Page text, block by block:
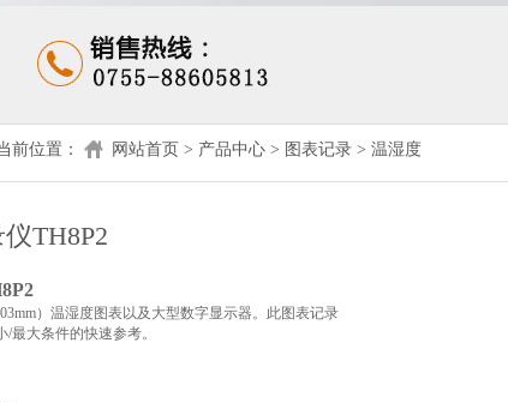
前位置： 网站首页 > 产品中心 > 图表记录 > 温湿度
TH8P2
）温湿度图表以及大型数字显示器。此图表记录
/最大条件的快速参考。